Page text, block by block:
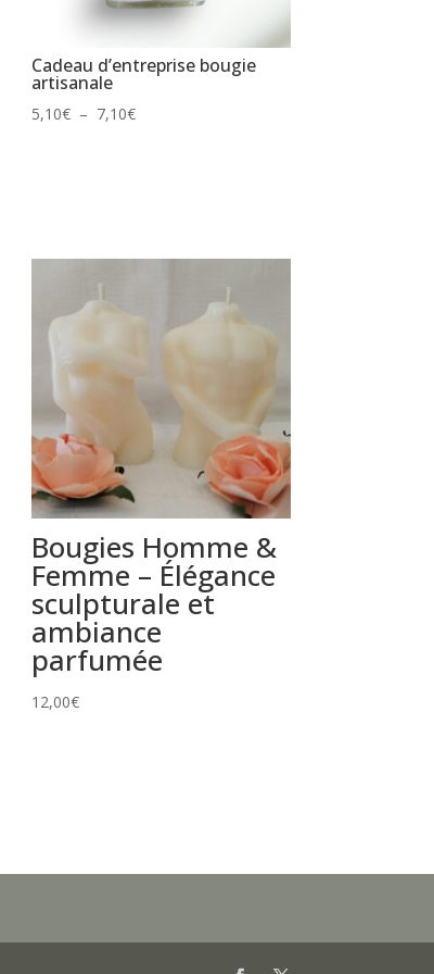
Cadeau d’entreprise bougie
artisanale
5,10€ – 7,10€Plage
7,10€
Bougies Homme &
Femme – Élégance
sculpturale et
ambiance
parfumée
12,00€